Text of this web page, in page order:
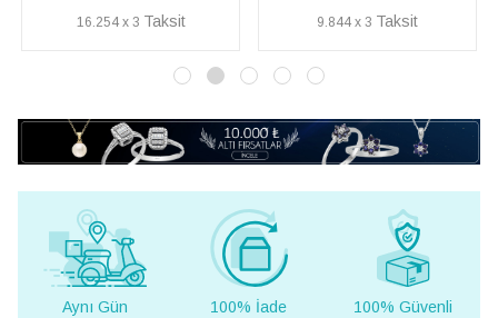
9.844 x 3 4.163 x 3
Aynı Gün
100% İade
100% Güvenli